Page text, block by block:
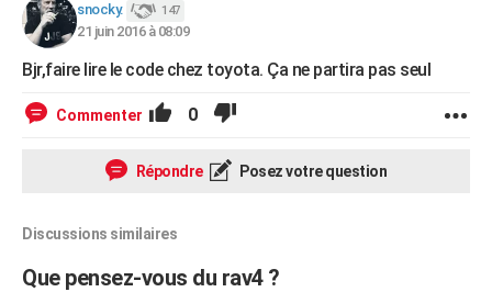
COPAINS D'AVANT
S'inscrire
Se connecter
Lycées
Collèges
Primaires
Universités
Entreprises
Service militaire
Avis de recherche
FORUM
snocky. 147
21 juin 2016 à 08:09
Bjr,faire lire le code chez toyota. Ça ne partira pas seul
Commenter 0
Répondre Posez votre question
Discussions similaires
Que pensez-vous du rav4 ?